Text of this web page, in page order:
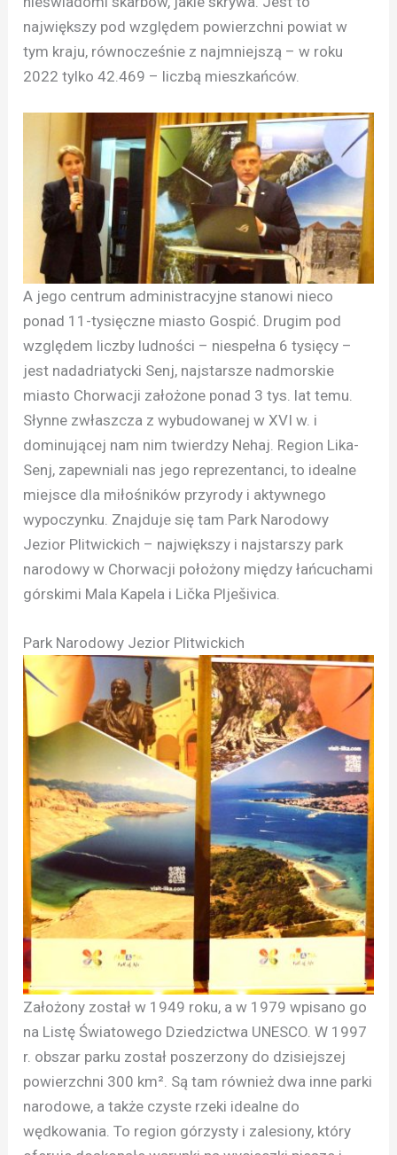
największy pod względem powierzchni powiat w
tym kraju, równocześnie z najmniejszą – w roku
2022 tylko 42.469 – liczbą mieszkańców.
A jego centrum administracyjne stanowi nieco
ponad 11-tysięczne miasto Gospić. Drugim pod
względem liczby ludności – niespełna 6 tysięcy –
jest nadadriatycki Senj, najstarsze nadmorskie
miasto Chorwacji założone ponad 3 tys. lat temu.
Słynne zwłaszcza z wybudowanej w XVI w. i
dominującej nam nim twierdzy Nehaj. Region Lika-
Senj, zapewniali nas jego reprezentanci, to idealne
miejsce dla miłośników przyrody i aktywnego
wypoczynku. Znajduje się tam Park Narodowy
Jezior Plitwickich – największy i najstarszy park
narodowy w Chorwacji położony między łańcuchami
górskimi Mala Kapela i Lička Plješivica.
Park Narodowy Jezior Plitwickich
Założony został w 1949 roku, a w 1979 wpisano go
na Listę Światowego Dziedzictwa UNESCO. W 1997
r. obszar parku został poszerzony do dzisiejszej
powierzchni 300 km². Są tam również dwa inne parki
narodowe, a także czyste rzeki idealne do
wędkowania. To region górzysty i zalesiony, który